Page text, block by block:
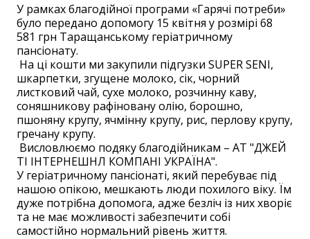
У рамках благодійної програми «Гарячі потреби»
було передано допомогу 15 квітня у розмірі 68
581 грн Таращанському геріатричному
пансіонату.
На ці кошти ми закупили підгузки SUPER SENI,
шкарпетки, згущене молоко, сік, чорний
листковий чай, сухе молоко, розчинну каву,
соняшникову рафіновану олію, борошно,
пшоняну крупу, ячмінну крупу, рис, перлову крупу,
гречану крупу.
Висловлюємо подяку благодійникам – АТ "ДЖЕЙ
ТI IНТЕРНЕШНЛ КОМПАНI УКРАЇНА".
У геріатричному пансіонаті, який перебуває під
нашою опікою, мешкають люди похилого віку. Їм
дуже потрібна допомога, адже безліч із них хворіє
та не має можливості забезпечити собі
самостійно нормальний рівень життя.